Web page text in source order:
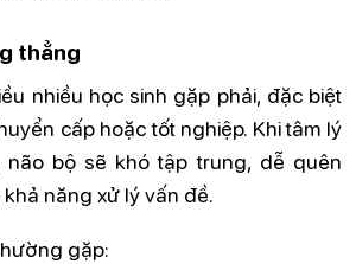
thẳng
nhiều học sinh gặp phải, đặc biệt
cấp hoặc tốt nghiệp. Khi tâm lý
bộ sẽ khó tập trung, dễ quên
năng xử lý vấn đề.
gặp: